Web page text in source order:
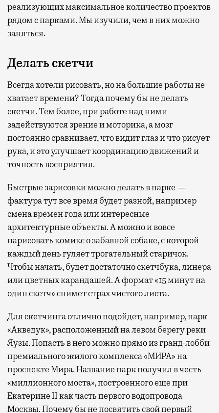
реализующих максимальное количество проектов
рядом с парками. Мы изучили, чем в них можно
заняться.
Делать скетчи
Всегда хотели рисовать, но на большие работы не
хватает времени? Тогда почему бы не делать
скетчи. Тем более, при работе над ними
задействуются зрение и моторика, а мозг
постоянно сравнивает, что видит глаз и что рисует
рука, и это улучшает координацию движений и
точность восприятия.
Быстрые зарисовки можно делать в парке —
фактура тут все время будет разной, например
смена времен года или интересные
архитектурные объекты. А можно и вовсе
нарисовать комикс о забавной собаке, с которой
каждый день гуляет трогательный старичок.
Чтобы начать, будет достаточно скетчбука, линера
или цветных карандашей. А формат «15 минут на
один скетч» снимет страх чистого листа.
Для скетчинга отлично подойдет, например, парк
«Акведук», расположенный на левом берегу реки
Яузы. Попасть в него можно прямо из гранд-лобби
премиального жилого комплекса «МИРА» на
проспекте Мира. Название парк получил в честь
«миллионного моста», построенного еще при
Екатерине II как часть первого водопровода
Москвы. Почему бы не посвятить свой первый